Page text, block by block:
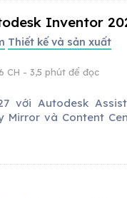
Inventor
Thiết kế và sản xuất
CH - 3,5 phút để đọc
với Autodesk
Mirror và Content